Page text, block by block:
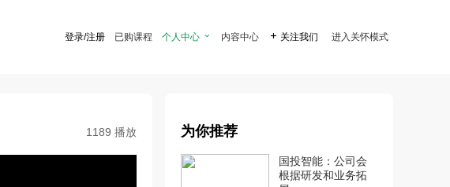
登录/注册 已购课程 个人中心  内容中心  关注我们 进入关怀模式
1189 播放 为你推荐
国投智能：公司会
根据研发和业务拓